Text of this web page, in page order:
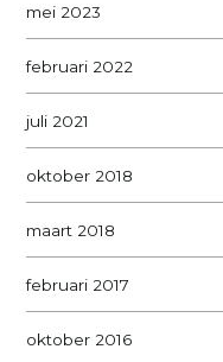
mei 2023
februari 2022
juli 2021
oktober 2018
maart 2018
februari 2017
oktober 2016